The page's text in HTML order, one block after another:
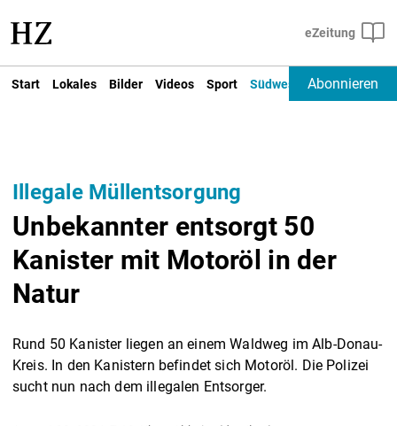
Start Lokales Bilder Videos Sport Südwest Deutschland
Abonnieren
Illegale Müllentsorgung
Unbekannter entsorgt 50
Kanister mit Motoröl in der
Natur
Rund 50 Kanister liegen an einem Waldweg im Alb-Donau-
Kreis. In den Kanistern befindet sich Motoröl. Die Polizei
sucht nun nach dem illegalen Entsorger.